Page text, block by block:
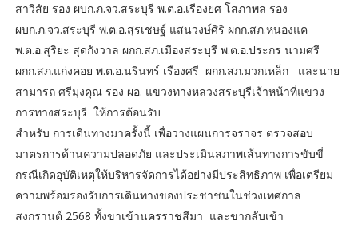
สาวิสัย รอง ผบก.ภ.จว.สระบุรี พ.ต.อ.เรืองยศ โสภาพล รอง
ผบก.ภ.จว.สระบุรี พ.ต.อ.สุรเชษฐ์ แสนวงษ์ศิริ ผกก.สภ.หนองแค
พ.ต.อ.สุริยะ สุดกังวาล ผกก.สภ.เมืองสระบุรี พ.ต.อ.ประกร นามศรี
ผกก.สภ.แก่งคอย พ.ต.อ.นรินทร์ เรืองศรี ผกก.สภ.มวกเหล็ก และนาย
สามารถ ศรีมุงคุณ รอง ผอ. แขวงทางหลวงสระบุรีเจ้าหน้าที่แขวง
การทางสระบุรี ให้การต้อนรับ
สำหรับ การเดินทางมาครั้งนี้ เพื่อวางแผนการจราจร ตรวจสอบ
มาตรการด้านความปลอดภัย และประเมินสภาพเส้นทางการขับขี่
กรณีเกิดอุบัติเหตุให้บริหารจัดการได้อย่างมีประสิทธิภาพ เพื่อเตรียม
ความพร้อมรองรับการเดินทางของประชาชนในช่วงเทศกาล
สงกรานต์ 2568 ทั้งขาเข้านครราชสีมา และขากลับเข้า